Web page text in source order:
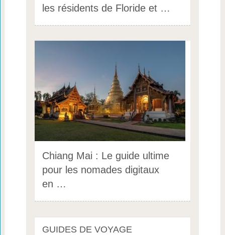
les résidents de Floride et …
Chiang Mai : Le guide ultime
pour les nomades digitaux
en …
GUIDES DE VOYAGE